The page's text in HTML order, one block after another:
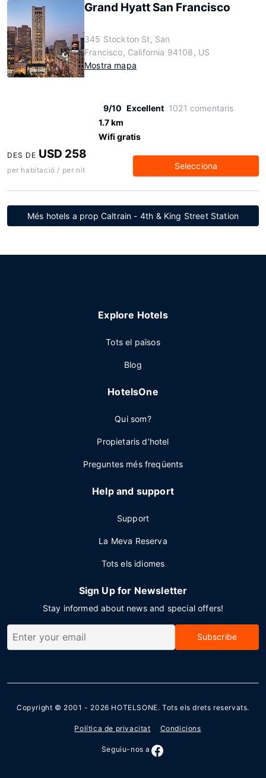
Grand Hyatt San Francisco
345 Stockton St, San
Francisco, California 94108, US
Mostra mapa
9/10 Excellent 1021 comentaris
1.7 km
Wifi gratis
DES DE USD 258
per habitació / per nit Selecciona
Més hotels a prop Caltrain - 4th & King Street Station
Explore Hotels
Tots el països
Blog
HotelsOne
Qui som?
Propietaris d’hotel
Preguntes més freqüents
Help and support
Support
La Meva Reserva
Tots els idiomes
Sign Up for Newsletter
Stay informed about news and special offers!
Subscribe
Copyright © 2001 - 2026 HOTELSONE. Tots els drets reservats.
Política de privacitat Condicions
Seguiu-nos a